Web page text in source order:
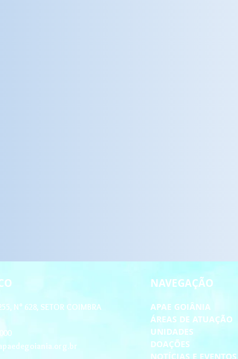
N° 628, SETOR COIMBRA
NAVEGAÇÃO
APAE GOIÂNIA
ÁREAS DE ATUAÇÃO
UNIDADES
DOAÇÕES
NOTÍCIAS E